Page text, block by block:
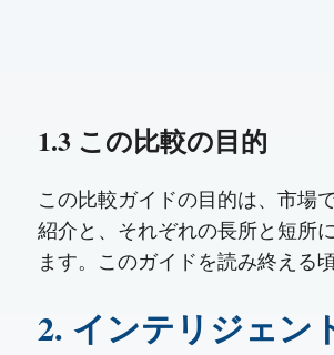
1.3 この比較の目的
この比較ガイドの目的は、市場
紹介と、それぞれの長所と短所
ます。このガイドを読み終える
2. インテリジェン